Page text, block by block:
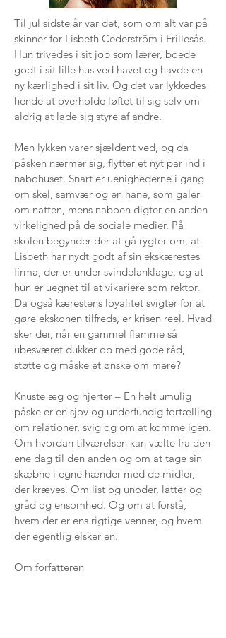
Til jul sidste år var det, som om alt var på
skinner for Lisbeth Cederström i Frillesås.
Hun trivedes i sit job som lærer, boede
godt i sit lille hus ved havet og havde en
ny kærlighed i sit liv. Og det var lykkedes
hende at overholde løftet til sig selv om
aldrig at lade sig styre af andre.
Men lykken varer sjældent ved, og da
påsken nærmer sig, flytter et nyt par ind i
nabohuset. Snart er uenighederne i gang
om skel, samvær og en hane, som galer
om natten, mens naboen digter en anden
virkelighed på de sociale medier. På
skolen begynder der at gå rygter om, at
Lisbeth har nydt godt af sin ekskærestes
firma, der er under svindelanklage, og at
hun er uegnet til at vikariere som rektor.
Da også kærestens loyalitet svigter for at
gøre ekskonen tilfreds, er krisen reel. Hvad
sker der, når en gammel flamme så
ubesværet dukker op med gode råd,
støtte og måske et ønske om mere?
Knuste æg og hjerter – En helt umulig
påske er en sjov og underfundig fortælling
om relationer, svig og om at komme igen.
Om hvordan tilværelsen kan vælte fra den
ene dag til den anden og om at tage sin
skæbne i egne hænder med de midler,
der kræves. Om list og unoder, latter og
gråd og ensomhed. Og om at forstå,
hvem der er ens rigtige venner, og hvem
der egentlig elsker en.
Om forfatteren